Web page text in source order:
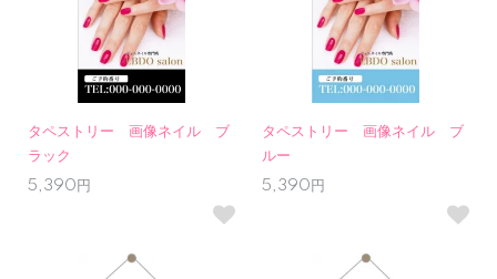
タペストリー 画像ネイル ブ
ラック
5,390円
タペストリー 画像ネイル ブ
ルー
5,390円